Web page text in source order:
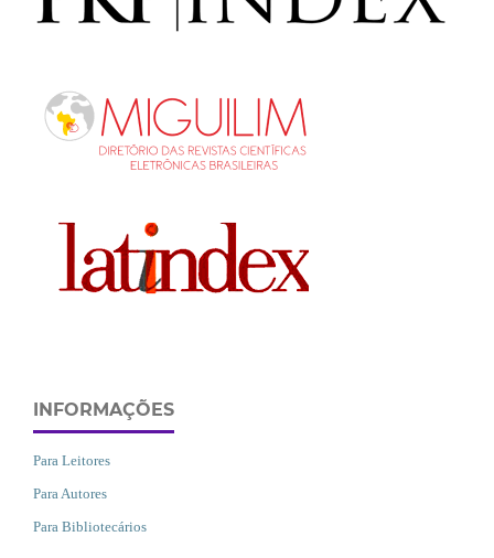
INFORMAÇÕES
Para Leitores
Para Autores
Para Bibliotecários